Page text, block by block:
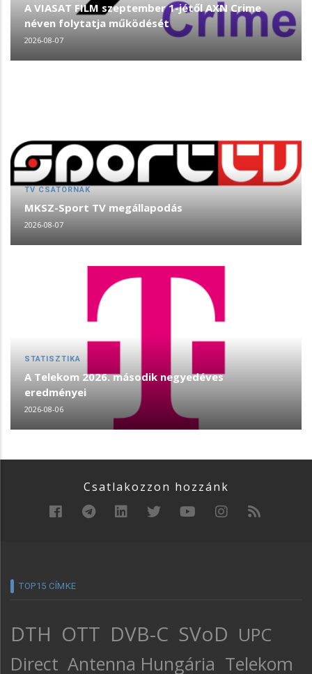
A VIASAT FILM szeptember 1-jétől AXN Crime
néven folytatja működését
2026-08-07
TV CSATORNÁK
MKSZ-Sport TV megállapodás
2026-08-07
STATISZTIKA
A Telekom 2026. második negyedéves
eredményei
2026-08-06
Csatlakozzon hozzánk
TOP15 CÍMKE
DTH OTT DVB-C SVoD UPC
Direct Antenna Hungária Telekom